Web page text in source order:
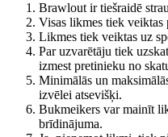
Brawlout ir tiešraidē
Visas likmes tiek veiktas
Likmes tiek veiktas uz
Par uzvarētāju tiek
izmest pretinieku no
Minimālās un
izvēlei atsevišķi.
Bukmeikers var mainīt
brīdinājuma.